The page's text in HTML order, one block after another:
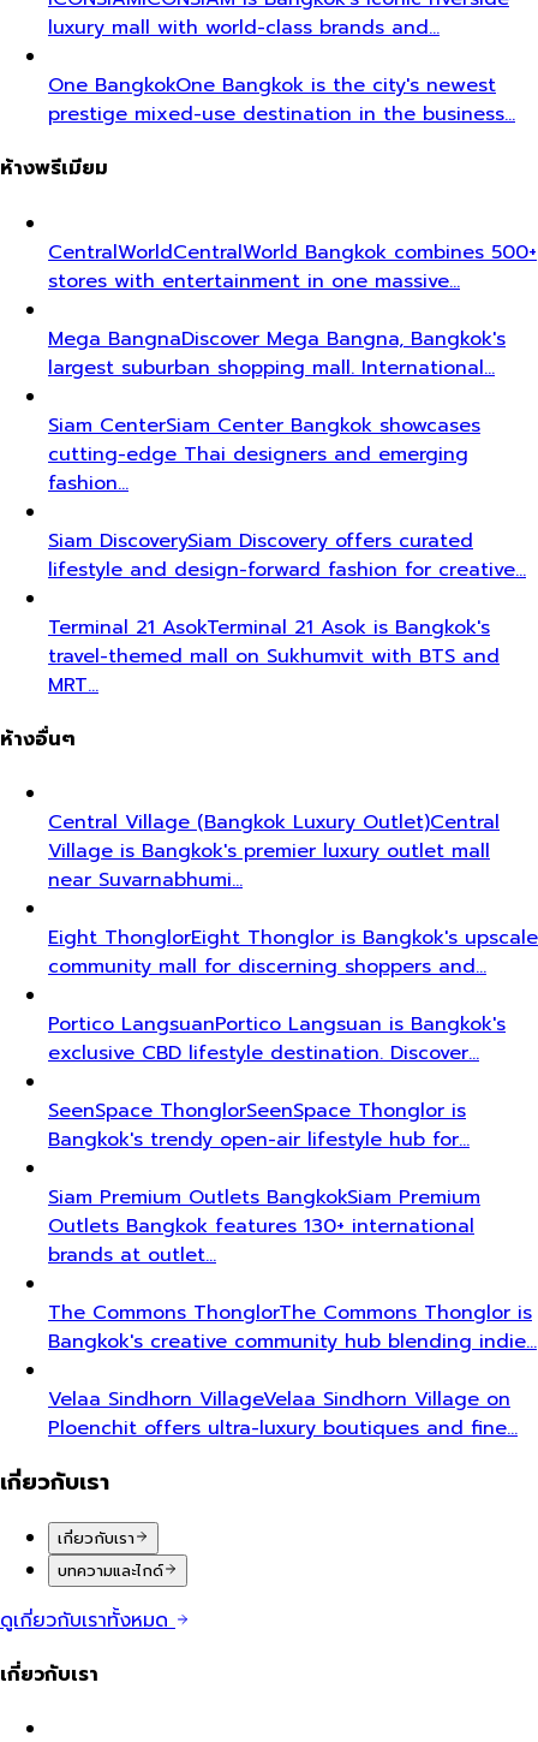
luxury mall with world-class brands and…
One BangkokOne Bangkok is the city's newest
prestige mixed-use destination in the business…
ห้างพรีเมียม
CentralWorldCentralWorld Bangkok combines 500+
stores with entertainment in one massive…
Mega BangnaDiscover Mega Bangna, Bangkok's
largest suburban shopping mall. International…
Siam CenterSiam Center Bangkok showcases
cutting-edge Thai designers and emerging
fashion…
Siam DiscoverySiam Discovery offers curated
lifestyle and design-forward fashion for creative…
Terminal 21 AsokTerminal 21 Asok is Bangkok's
travel-themed mall on Sukhumvit with BTS and
MRT…
ห้างอื่นๆ
Central Village (Bangkok Luxury Outlet)Central
Village is Bangkok's premier luxury outlet mall
near Suvarnabhumi…
Eight ThonglorEight Thonglor is Bangkok's upscale
community mall for discerning shoppers and…
Portico LangsuanPortico Langsuan is Bangkok's
exclusive CBD lifestyle destination. Discover…
SeenSpace ThonglorSeenSpace Thonglor is
Bangkok's trendy open-air lifestyle hub for…
Siam Premium Outlets BangkokSiam Premium
Outlets Bangkok features 130+ international
brands at outlet…
The Commons ThonglorThe Commons Thonglor is
Bangkok's creative community hub blending indie…
Velaa Sindhorn VillageVelaa Sindhorn Village on
Ploenchit offers ultra-luxury boutiques and fine…
เกี่ยวกับเรา
เกี่ยวกับเรา
บทความและไกด์
ดูเกี่ยวกับเราทั้งหมด
เกี่ยวกับเรา